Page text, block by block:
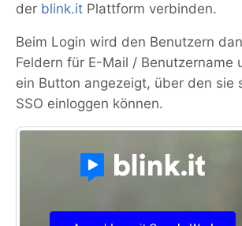
der blink.it Plattform verbinden.
Beim Login wird den Benutzern
Feldern für E-Mail / Benutzername
ein Button angezeigt, über den sie
SSO einloggen können.